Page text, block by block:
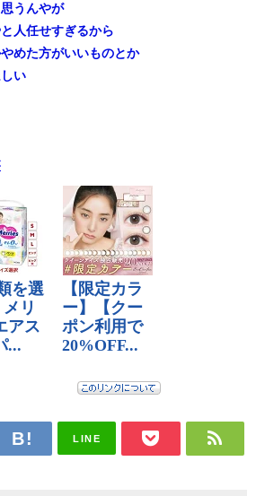
うんやが
人任せすぎるから
めた方がいいものとか
い
LINE